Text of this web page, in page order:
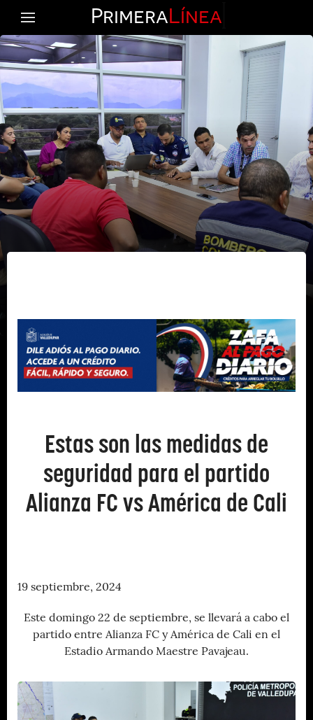
PrimeraLínea
Estas son las medidas de
seguridad para el partido
Alianza FC vs América de Cali
19 septiembre, 2024
Este domingo 22 de septiembre, se llevará a cabo el
partido entre Alianza FC y América de Cali en el
Estadio Armando Maestre Pavajeau.